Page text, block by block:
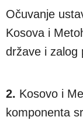
Očuvanje
Kosova i
države i zalog
2. Kosovo i
komponenta